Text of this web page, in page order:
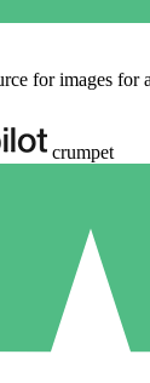
for images for
crumpet